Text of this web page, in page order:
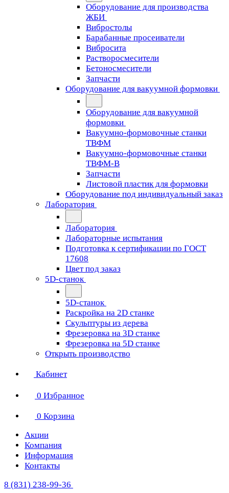
Оборудование для производства
ЖБИ
Вибростолы
Барабанные просеиватели
Вибросита
Растворосмесители
Бетоносмесители
Запчасти
Оборудование для вакуумной формовки
Оборудование для вакуумной
формовки
Вакуумно-формовочные станки
ТВФМ
Вакуумно-формовочные станки
ТВФМ-В
Запчасти
Листовой пластик для формовки
Оборудование под индивидуальный заказ
Лаборатория
Лаборатория
Лабораторные испытания
Подготовка к сертификации по ГОСТ
17608
Цвет под заказ
5D-станок
5D-станок
Раскройка на 2D станке
Скульптуры из дерева
Фрезеровка на 3D станке
Фрезеровка на 5D станке
Открыть производство
Кабинет
0 Избранное
0 Корзина
Акции
Компания
Информация
Контакты
8 (831) 238-99-36